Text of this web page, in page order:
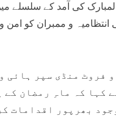
کی آمد کے سلسلے
و ممبران کو امن و
منڈی سپر ہائی
کہا کہ ماہِ رمضان کے
بھرپور اقدامات